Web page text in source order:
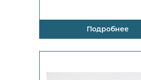
Подробнее